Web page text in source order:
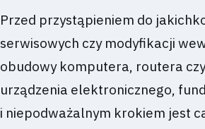
Przed przystąpieniem do
serwisowych czy modyfikacji
obudowy komputera, routera
urządzenia elektronicznego,
i niepodważalnym krokiem jest